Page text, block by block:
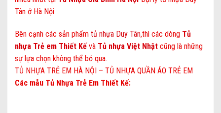
Tân ở Hà Nội
Bên cạnh các sản phẩm tủ nhựa Duy Tân,thì các dòng Tủ
nhựa Trẻ em Thiết Kếvà Tủ nhựa Việt Nhật cũng là những
sự lựa chọn không thể bỏ qua.
TỦ NHỰA TRẺ EM HÀ NỘI – TỦ NHỰA QUẦN ÁO TRẺ EM
Các mẫu Tủ Nhựa Trẻ Em Thiết Kế: